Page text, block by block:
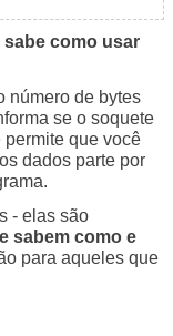
sabe como usar
número de bytes
se o soquete
permite que você
dados parte por
- elas são
sabem como e
para aqueles que